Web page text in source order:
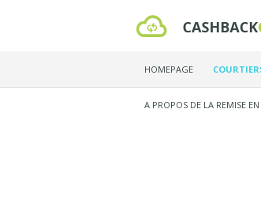
HOMEPAGE
A PROPOS DE LA REMISE EN